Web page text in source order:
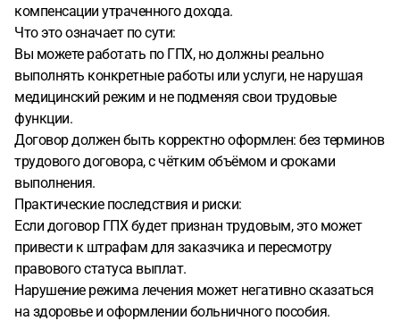
компенсации утраченного дохода.
Что это означает по сути:
Вы можете работать по ГПХ, но должны реально
выполнять конкретные работы или услуги, не нарушая
медицинский режим и не подменяя свои трудовые
функции.
Договор должен быть корректно оформлен: без терминов
трудового договора, с чётким объёмом и сроками
выполнения.
Практические последствия и риски:
Если договор ГПХ будет признан трудовым, это может
привести к штрафам для заказчика и пересмотру
правового статуса выплат.
Нарушение режима лечения может негативно сказаться
на здоровье и оформлении больничного пособия.